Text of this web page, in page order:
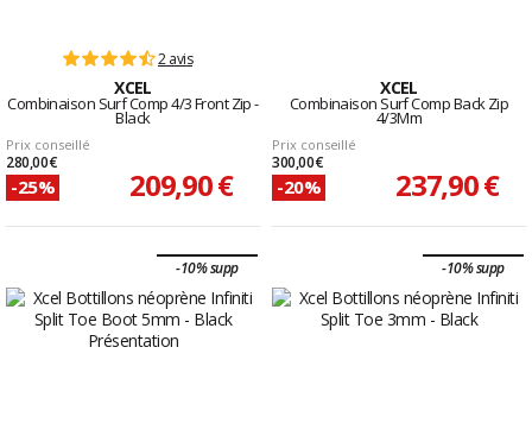
2 avis
XCEL
Combinaison Surf Comp 4/3 Front Zip -
Black
Prix conseillé
280,00 €
-25% 209,90 €
XCEL
Combinaison Surf Comp Back Zip
4/3Mm
Prix conseillé
300,00 €
-20% 237,90 €
-10% supp -10% supp